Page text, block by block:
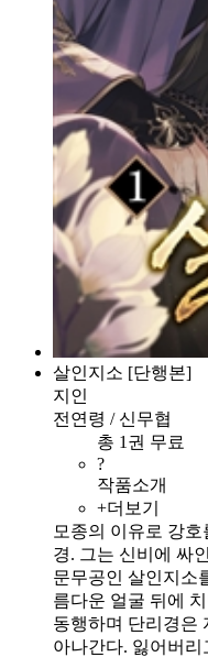
살인지소 [단행본]
지인
전연령 / 신무협
총 1권 무료
?
작품소개
+더보기
모종의 이유로 강
경. 그는 신비에 싸
문무공인 살인지소
름다운 얼굴 뒤에
동행하며 단리경은
아나간다. 잃어버